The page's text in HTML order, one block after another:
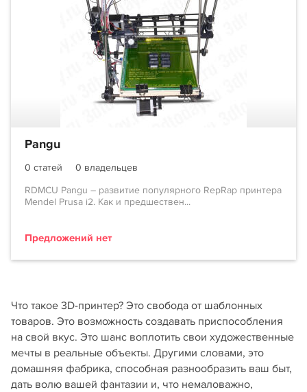
Pangu
0 статей
0 владельцев
RDMCU Pangu – развитие популярного RepRap принтера
Mendel Prusa i2. Как и предшествен...
Предложений нет
Что такое 3D-принтер? Это свобода от шаблонных
товаров. Это возможность создавать приспособления
на свой вкус. Это шанс воплотить свои художественные
мечты в реальные объекты. Другими словами, это
домашняя фабрика, способная разнообразить ваш быт,
дать волю вашей фантазии и, что немаловажно,